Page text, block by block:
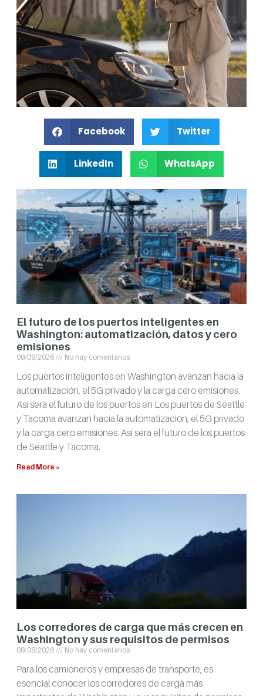
Facebook Twitter
LinkedIn WhatsApp
El futuro de los puertos inteligentes en
Washington: automatización, datos y cero
emisiones
08/09/2026 No hay comentarios
Los puertos inteligentes en Washington avanzan hacia la
automatización, el 5G privado y la carga cero emisiones.
Así será el futuro de los puertos en Los puertos de Seattle
y Tacoma avanzan hacia la automatización, el 5G privado
y la carga cero emisiones. Así será el futuro de los puertos
de Seattle y Tacoma.
Read More »
Los corredores de carga que más crecen en
Washington y sus requisitos de permisos
08/08/2026 No hay comentarios
Para los camioneros y empresas de transporte, es
esencial conocer los corredores de carga más